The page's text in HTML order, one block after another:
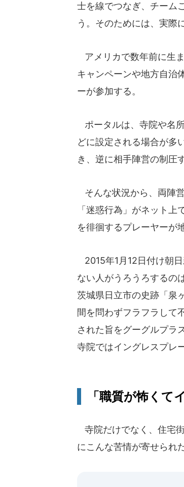
士を線でつなぎ、チーム
う。そのためには、実際
アメリカで数年前に生
キャンペーンや地方自治
ーが参加する。
ポータルは、寺院や名
どに設定される場合が多
き、逆に相手陣営の制圧
そんな状況から、両陣
「迷惑行為」がネット
を徘徊するプレーヤーが
2015年1月12日付け朝
ない人がうろうろするの
茨城県日立市の史跡「泉
間を問わずフラフラして
された旨をグーグルプラ
寺院ではイングレスプレ
「職質が怖くて
寺院だけでなく、住宅
にこんな苦情が寄せられた